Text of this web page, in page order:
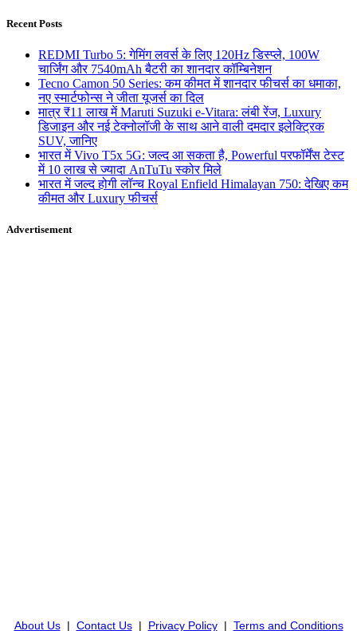
Recent Posts
REDMI Turbo 5: गेमिंग लवर्स के लिए 120Hz डिस्प्ले, 100W
चार्जिंग और 7540mAh बैटरी का शानदार कॉम्बिनेशन
Tecno Camon 50 Series: कम कीमत में शानदार फीचर्स का धमाका,
नए स्मार्टफोन्स ने जीता यूजर्स का दिल
मात्र ₹11 लाख में Maruti Suzuki e-Vitara: लंबी रेंज, Luxury
डिजाइन और नई टेक्नोलॉजी के साथ आने वाली दमदार इलेक्ट्रिक
SUV, जानिए
भारत में Vivo T5x 5G: जल्द आ सकता है, Powerful परफॉर्मेंस टेस्ट
में 10 लाख से ज्यादा AnTuTu स्कोर मिले
भारत में जल्द होगी लॉन्च Royal Enfield Himalayan 750: देखिए कम
कीमत और Luxury फीचर्स
Advertisement
About Us| Contact Us| Privacy Policy| Terms and Conditions